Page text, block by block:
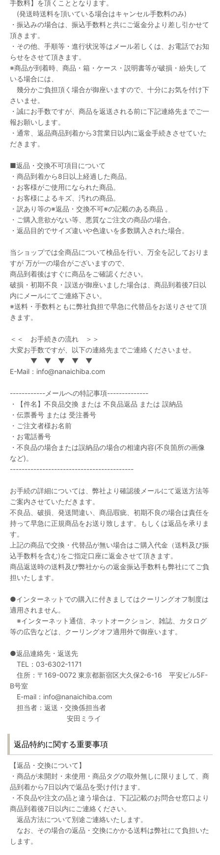
手数料】を頂くこととなります。
(発送時送料を頂いている場合はキャンセル手数料のみ)
・振込みの場合は、振込手数料と共にご返金分より差し引かせて
頂きます。
・その他、手順等・進行状況等はメール若しくは、お電話でお知
らせをさせて頂きます。
※商品が到着時、商品・箱・ケース・説明書等が破損・紛失して
いる場合には、
幾分かご負担頂く場合が御座いますので、十分にお気を付け下
さいませ。
・誠にお手数ですが、商品を返送される前に下記連絡先までご一
報お願いします。
・通常、返品商品到着から3営業日以内に返金手続きさせていた
だきます。
■返品・交換不可項目について
・商品到着から8日以上経過した商品。
・お客様がご使用になられた商品。
・お客様によるキズ、汚れの商品。
・訳あり等の※返品・交換不可※の記載のある商品 。
・ご購入意欲がない等、悪質なご注文の商品の場合。
・返品目的でサイズ違いや色違いを多数購入された場合。
当ショップでは全商品について検品を行い、万全を記しておりま
すが 万が一の場合がございますので、
商品到着後はすぐに商品をご確認ください。
破損・初期不良・誤送が御座いました場合は、商品到着後7日以
内にメールにてご連絡下さい。
※送料・手数料ともに弊社負担で早急に代替品をお送りさせて頂
きます。
＜＜ お手続きの流れ ＞＞
大変お手数ですが、以下の連絡先までご連絡くださいませ。
▼ ▼ ▼ ▼ ▼
E-Mail：info@nanaichiba.com
------------メールへの特記事項--------------
・【件名】不良品交換 または 不良品返品 または 誤納品
・伝票番号 または 受注番号
・ご注文者様お名前
・お電話番号
・不良品の場合または誤納品の場合の相違内容(不良箇所の画像
など)。
------------------------------------------
お手続の詳細については、弊社より確認後メールにて返送方法等
ご案内させていただきます。
不良品、破損、発送間違い、商品瑕疵、初期不良の場合は責任を
持って早急に正規商品をお送り致します。もしくは返品を承りま
す。
上記の商品で交換・代替品が無い場合はご購入代金（送料及び振
込手数料を含む)をご指定口座に返金させて頂きます。
商品返送時の送料及び弊社からの返金振込手数料も弊社にてご負
担いたします。
●インターネットでの購入に付きましてはクーリングオフ制度は
適用されません。
※インターネット通信、ネットオークション、雑誌、カタログ
等の広告などは、クーリングオフ適用外で御座います。
●返品連絡先・返送先
TEL：03-6302-1171
住所：〒169-0072 東京都新宿区大久保2-6-16 平安ビル5F-
B号室
E-mail：info@nanaichiba.com
担当者：返送・交換係担当者
安田ミライ
返品特約に関する重要事項
【返品・交換について】
・商品が未開封・未使用・商品タグの取外無しに限りまして、商
品到着から7日以内で返品を受け付けます。
・不良品や注文の品と違う場合は、下記記載のお問合せ窓口より
商品到着後7日以内にご連絡ください。
返品方法について別途ご連絡いたします。
なお、その場合の返品・交換にかかる送料は弊社にて負担いた
します。